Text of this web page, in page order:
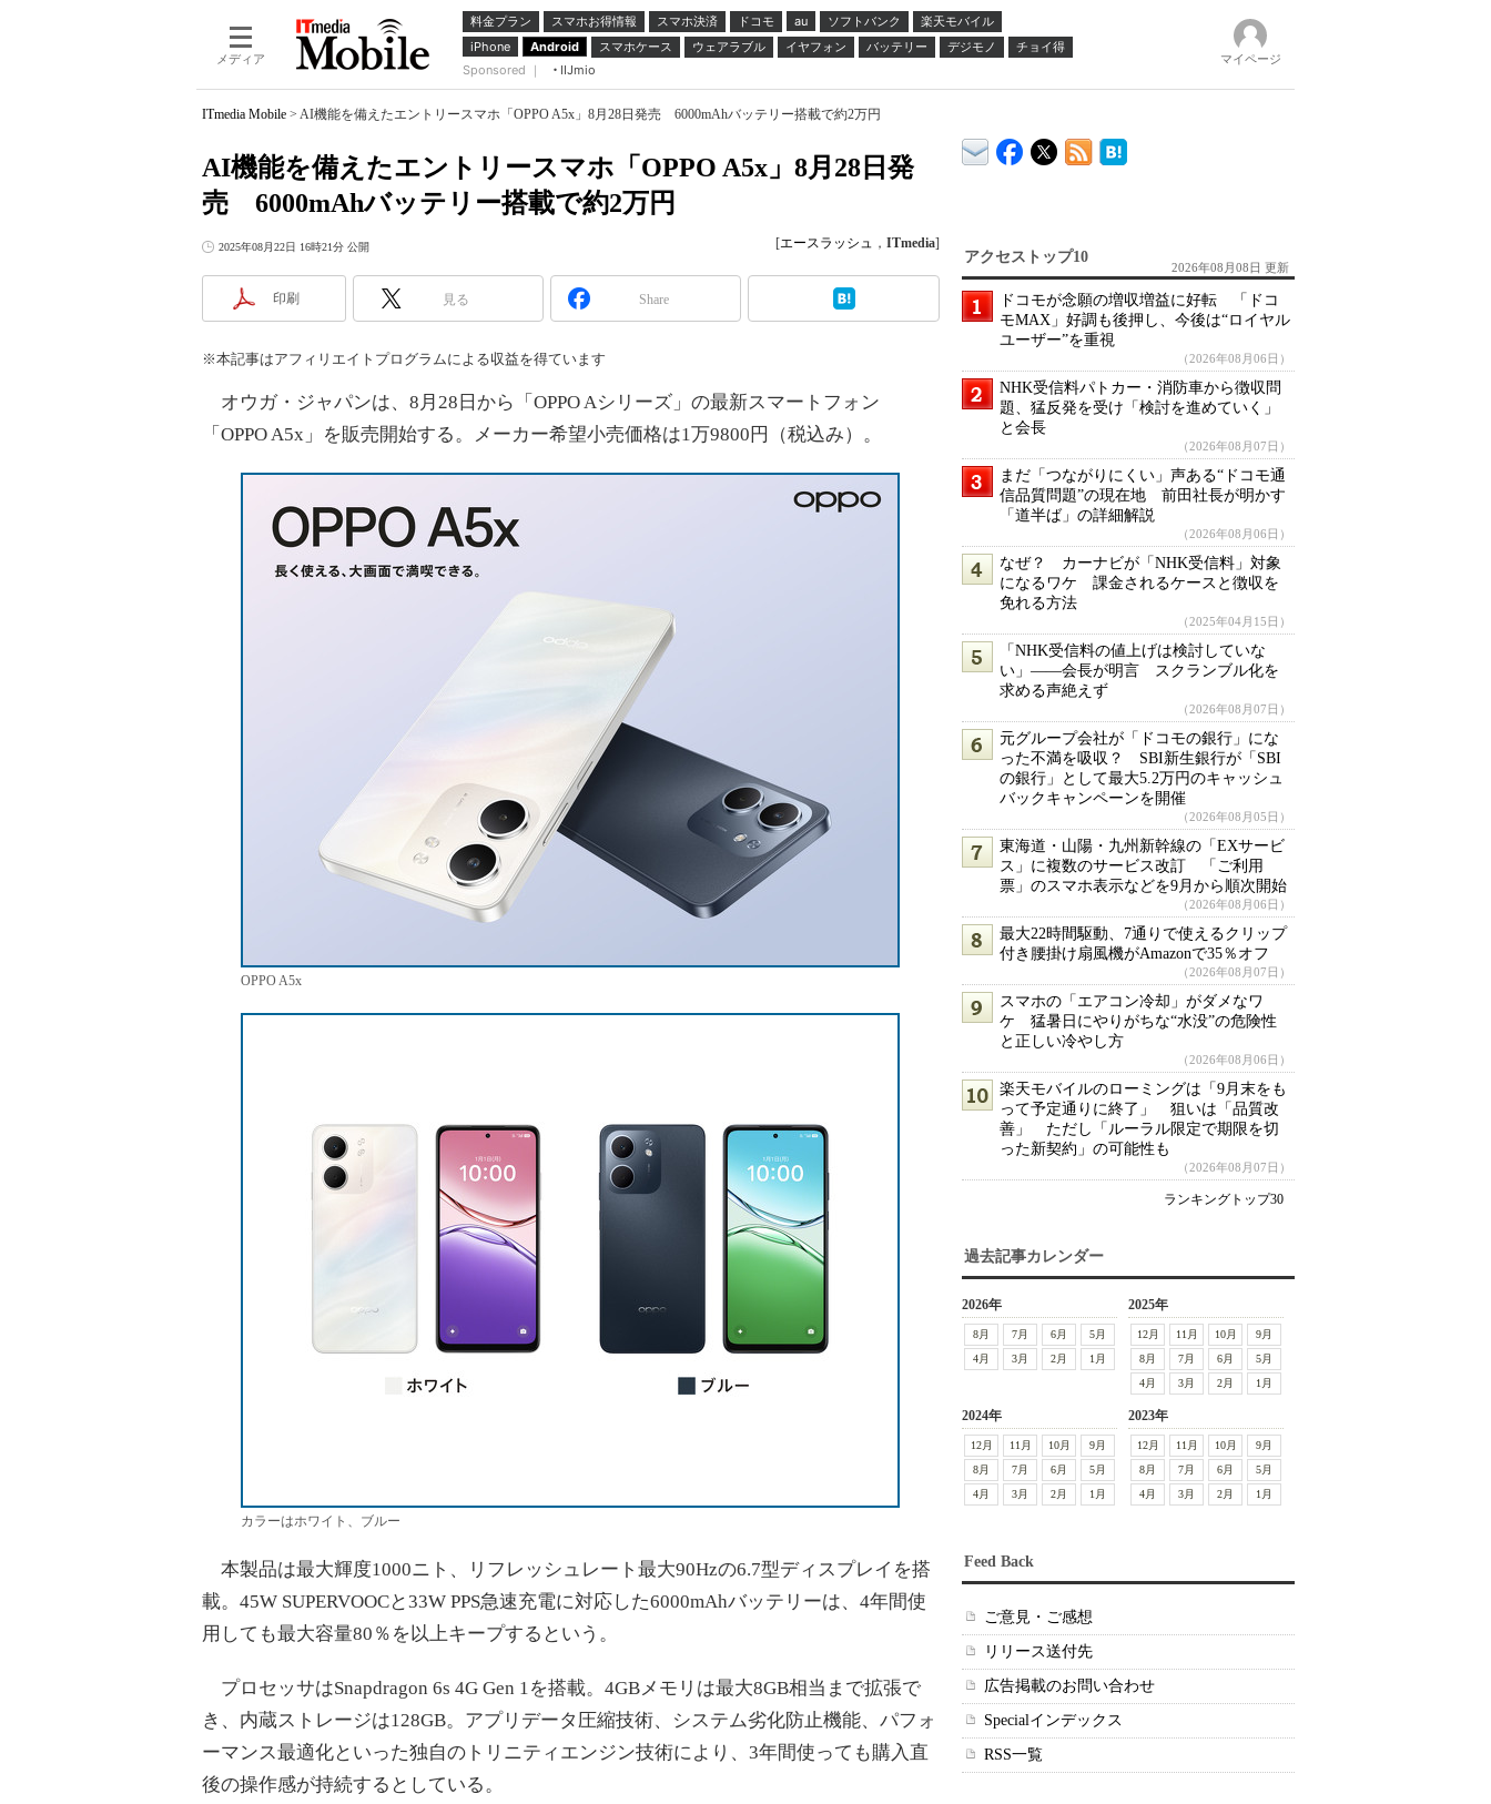
メディア
料金プラン スマホお得情報 スマホ決済 ドコモ au ソフトバンク
楽天モバイル
iPhone
Android スマホケース ウェアラブル イヤフォン バッテリー デジモノ
チョイ得
Sponsored ｜
IIJmio
マイページ
ITmedia Mobile > AI機能を備えたエントリースマホ「OPPO A5x」8月28日発売 6000mAhバッテリー搭載で約2万円
AI機能を備えたエントリースマホ「OPPO A5x」8月28日発
売 6000mAhバッテリー搭載で約2万円
2025年08月22日 16時21分 公開 [エースラッシュ ， ITmedia]
印刷 見る Share
※本記事はアフィリエイトプログラムによる収益を得ています
オウガ・ジャパンは、8月28日から「OPPO Aシリーズ」の最新スマートフォン
「OPPO A5x」を販売開始する。メーカー希望小売価格は1万9800円（税込み）。
OPPO A5x
カラーはホワイト、ブルー
本製品は最大輝度1000ニト、リフレッシュレート最大90Hzの6.7型ディスプレイを搭
載。45W SUPERVOOCと33W PPS急速充電に対応した6000mAhバッテリーは、4年間使
用しても最大容量80％を以上キープするという。
プロセッサはSnapdragon 6s 4G Gen 1を搭載。4GBメモリは最大8GB相当まで拡張で
き、内蔵ストレージは128GB。アプリデータ圧縮技術、システム劣化防止機能、パフォ
ーマンス最適化といった独自のトリニティエンジン技術により、3年間使っても購入直
後の操作感が持続するとしている。
アクセストップ10
2026年08月08日 更新
ドコモが念願の増収増益に好転 「ドコ
モMAX」好調も後押し、今後は“ロイヤル
ユーザー”を重視
（2026年08月06日）
NHK受信料パトカー・消防車から徴収問
題、猛反発を受け「検討を進めていく」
と会長
（2026年08月07日）
まだ「つながりにくい」声ある“ドコモ通
信品質問題”の現在地 前田社長が明かす
「道半ば」の詳細解説
（2026年08月06日）
なぜ？ カーナビが「NHK受信料」対象
になるワケ 課金されるケースと徴収を
免れる方法
（2025年04月15日）
「NHK受信料の値上げは検討していな
い」――会長が明言 スクランブル化を
求める声絶えず
（2026年08月07日）
元グループ会社が「ドコモの銀行」にな
った不満を吸収？ SBI新生銀行が「SBI
の銀行」として最大5.2万円のキャッシュ
バックキャンペーンを開催
（2026年08月05日）
東海道・山陽・九州新幹線の「EXサービ
ス」に複数のサービス改訂 「ご利用
票」のスマホ表示などを9月から順次開始
（2026年08月06日）
最大22時間駆動、7通りで使えるクリップ
付き腰掛け扇風機がAmazonで35％オフ
（2026年08月07日）
スマホの「エアコン冷却」がダメなワ
ケ 猛暑日にやりがちな“水没”の危険性
と正しい冷やし方
（2026年08月06日）
楽天モバイルのローミングは「9月末をも
って予定通りに終了」 狙いは「品質改
善」 ただし「ルーラル限定で期限を切
った新契約」の可能性も
（2026年08月07日）
ランキングトップ30
過去記事カレンダー
2026年
8月 7月 6月
5月
4月
3月 2月 1月
2025年
12月 11月 10月
9月
8月
7月 6月
5月
4月
3月 2月 1月
2024年
12月 11月 10月
9月
8月
7月 6月
5月
4月
3月 2月 1月
2023年
12月 11月 10月
9月
8月
7月 6月
5月
4月
3月 2月 1月
Feed Back
ご意見・ご感想
リリース送付先
広告掲載のお問い合わせ
Specialインデックス
RSS一覧